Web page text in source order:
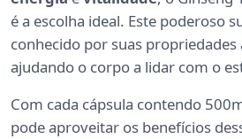
é a escolha ideal. Este poderoso
conhecido por suas propriedades
ajudando o corpo a lidar com o
Com cada cápsula contendo
pode aproveitar os benefícios